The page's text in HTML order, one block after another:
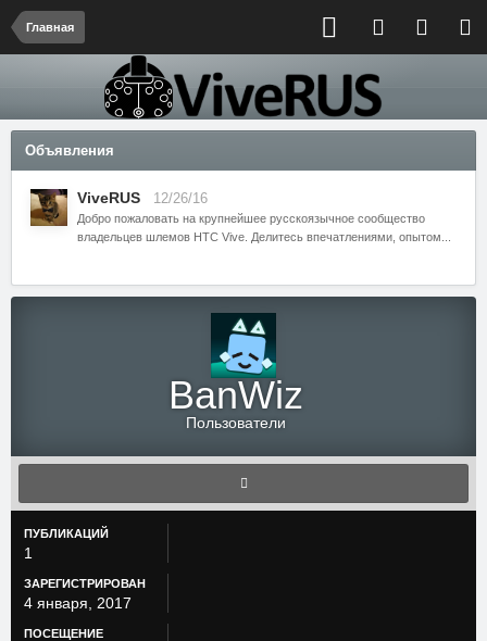
Главная
Объявления
ViveRUS 12/26/16
Добро пожаловать на крупнейшее русскоязычное сообщество
владельцев шлемов HTC Vive. Делитесь впечатлениями, опытом...
BanWiz
Пользователи
ПУБЛИКАЦИЙ
1
ЗАРЕГИСТРИРОВАН
4 января, 2017
ПОСЕЩЕНИЕ